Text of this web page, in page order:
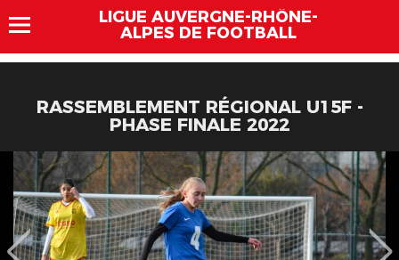
LIGUE AUVERGNE-RHÔNE-
ALPES DE FOOTBALL
RASSEMBLEMENT RÉGIONAL U15F -
PHASE FINALE 2022